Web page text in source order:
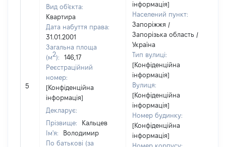
5
Вид об'єкта:
Квартира
Дата набуття права:
31.01.2001
Загальна площа
(м2):
146,17
Реєстраційний
номер:
[Конфіденційна
інформація]
Декларує:
Прізвище:
Кальцев
Ім'я:
Володимир
По батькові (за
інформація]
Населений пункт:
Запоріжжя /
Запорізька область /
Україна
Тип вулиці:
[Конфіденційна
інформація]
Вулиця:
[Конфіденційна
інформація]
Номер будинку:
[Конфіденційна
інформація]
Номер корпусу: